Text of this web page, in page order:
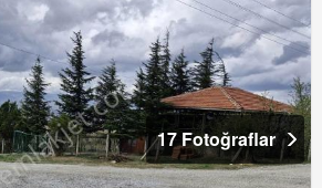
17 Fotoğraflar